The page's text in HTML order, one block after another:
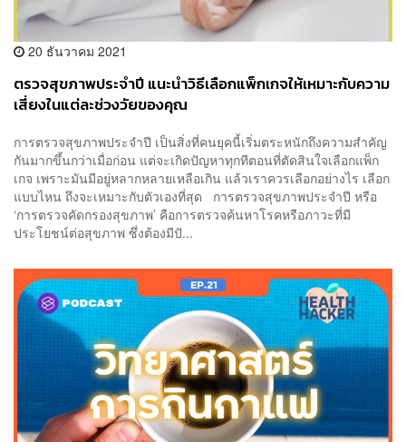
20 ธันวาคม 2021
ตรวจสุขภาพประจำปี แนะนำวิธีเลือกแพ็กเกจให้เหมาะกับความ
เสี่ยงในแต่ละช่วงวัยของคุณ
การตรวจสุขภาพประจำปี เป็นสิ่งที่คนยุคนี้เริ่มตระหนักถึงความสำคัญ
กันมากขึ้นกว่าเมื่อก่อน แต่จะเกิดปัญหาทุกทีตอนที่ตัดสินใจเลือกแพ็ก
เกจ เพราะมันมีอยู่หลากหลายเหลือเกิน แล้วเราควรเลือกอย่างไร เลือก
แบบไหน ถึงจะเหมาะกับตัวเองที่สุด การตรวจสุขภาพประจำปี หรือ
‘การตรวจคัดกรองสุขภาพ’ คือการตรวจค้นหาโรคหรือภาวะที่มี
ประโยชน์ต่อสุขภาพ ซึ่งต้องมีปั...